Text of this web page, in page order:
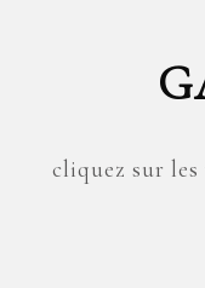
cliquez sur